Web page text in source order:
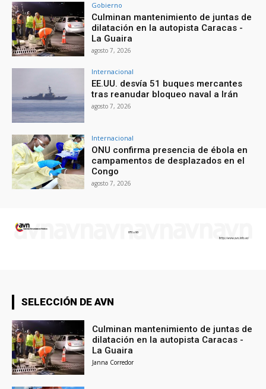
Gobierno
Culminan mantenimiento de juntas de
dilatación en la autopista Caracas -
La Guaira
agosto 7, 2026
Internacional
EE.UU. desvía 51 buques mercantes
tras reanudar bloqueo naval a Irán
agosto 7, 2026
Internacional
ONU confirma presencia de ébola en
campamentos de desplazados en el
Congo
agosto 7, 2026
SELECCIÓN DE AVN
Culminan mantenimiento de juntas de
dilatación en la autopista Caracas -
La Guaira
Janna Corredor